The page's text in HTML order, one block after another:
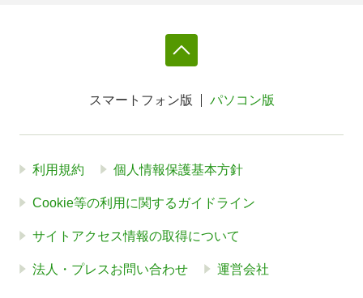
スマートフォン版 パソコン版
利用規約 個人情報保護基本方針
Cookie等の利用に関するガイドライン
サイトアクセス情報の取得について
法人・プレスお問い合わせ 運営会社